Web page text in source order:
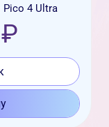
Pico 4 Ultra